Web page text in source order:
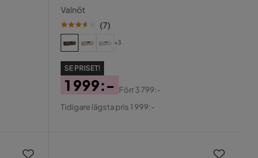
Valnöt
(7)
+3
SE PRISET!
Pris
1 999:-
Original
Förr3 799:-
Tidigare lägsta pris 1 999:-